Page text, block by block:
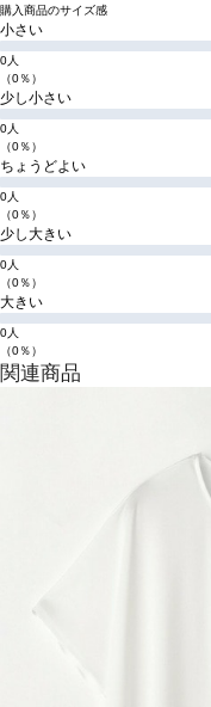
購入商品のサイズ感
小さい
0人
（0％）
少し小さい
0人
（0％）
ちょうどよい
0人
（0％）
少し大きい
0人
（0％）
大きい
0人
（0％）
関連商品